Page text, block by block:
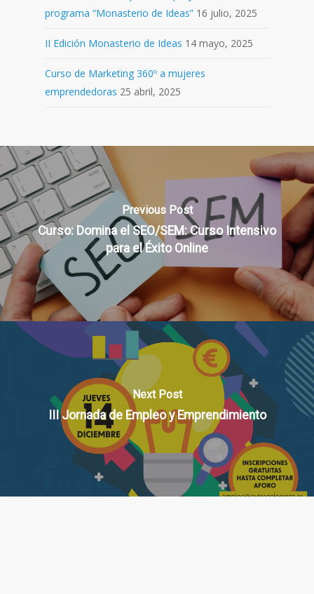
programa “Monasterio de Ideas” 16 julio, 2025
II Edición Monasterio de Ideas 14 mayo, 2025
Curso de Marketing 360º a mujeres
emprendedoras 25 abril, 2025
Previous Post
Curso: Domina el SEO/SEM: Curso Intensivo
para el Éxito Online
Next Post
III Jornada de Empleo y Emprendimiento